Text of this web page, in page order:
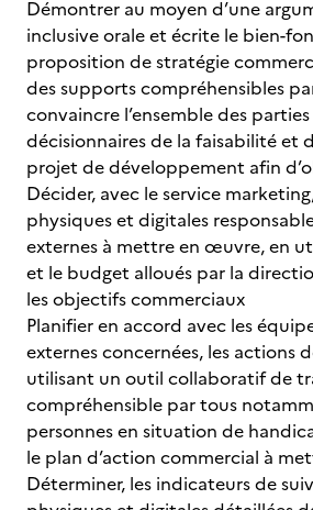
Démontrer au moyen d’une
inclusive orale et écrite le bien-
proposition de stratégie
des supports compréhensibles
convaincre l’ensemble des
décisionnaires de la faisabilité et
projet de développement afin
Décider, avec le service
physiques et digitales
externes à mettre en œuvre, en
et le budget alloués par la
les objectifs commerciaux
Planifier en accord avec les
externes concernées, les actions
utilisant un outil collaboratif de
compréhensible par tous
personnes en situation de
le plan d’action commercial à
Déterminer, les indicateurs de